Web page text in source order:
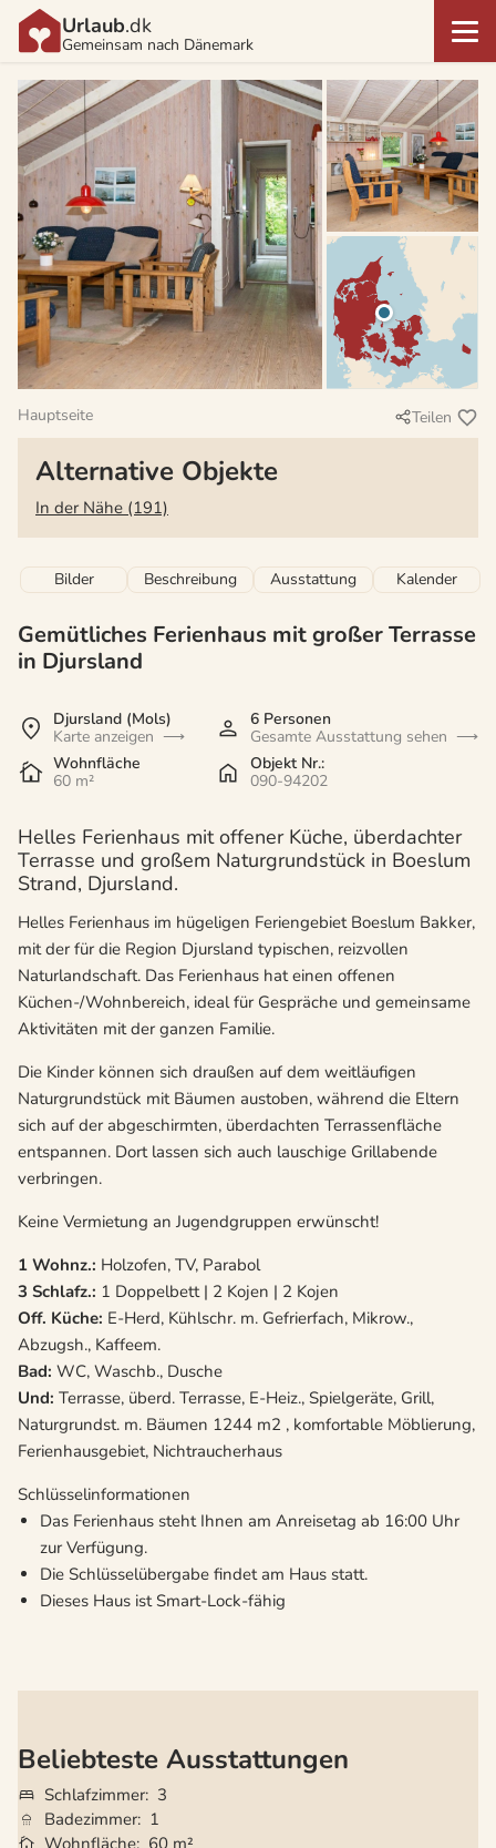
Urlaub.dk
Gemeinsam nach Dänemark
Hauptseite Teilen
Alternative Objekte
In der Nähe (191)
Bilder Beschreibung Ausstattung Kalender
Gemütliches Ferienhaus mit großer Terrasse
in Djursland
Djursland (Mols)
Karte anzeigen
6 Personen
Gesamte Ausstattung sehen
Wohnfläche
60 m²
Objekt Nr.:
090-94202
Helles Ferienhaus mit offener Küche, überdachter
Terrasse und großem Naturgrundstück in Boeslum
Strand, Djursland.
Helles Ferienhaus im hügeligen Feriengebiet Boeslum Bakker,
mit der für die Region Djursland typischen, reizvollen
Naturlandschaft. Das Ferienhaus hat einen offenen
Küchen-/Wohnbereich, ideal für Gespräche und gemeinsame
Aktivitäten mit der ganzen Familie.
Die Kinder können sich draußen auf dem weitläufigen
Naturgrundstück mit Bäumen austoben, während die Eltern
sich auf der abgeschirmten, überdachten Terrassenfläche
entspannen. Dort lassen sich auch lauschige Grillabende
verbringen.
Keine Vermietung an Jugendgruppen erwünscht!
1 Wohnz.: Holzofen, TV, Parabol
3 Schlafz.: 1 Doppelbett | 2 Kojen | 2 Kojen
Off. Küche: E-Herd, Kühlschr. m. Gefrierfach, Mikrow.,
Abzugsh., Kaffeem.
Bad: WC, Waschb., Dusche
Und: Terrasse, überd. Terrasse, E-Heiz., Spielgeräte, Grill,
Naturgrundst. m. Bäumen 1244 m2 , komfortable Möblierung,
Ferienhausgebiet, Nichtraucherhaus
Schlüsselinformationen
Das Ferienhaus steht Ihnen am Anreisetag ab 16:00 Uhr
zur Verfügung.
Die Schlüsselübergabe findet am Haus statt.
Dieses Haus ist Smart-Lock-fähig
Beliebteste Ausstattungen
Schlafzimmer 3
Badezimmer 1
Wohnfläche 60 m²